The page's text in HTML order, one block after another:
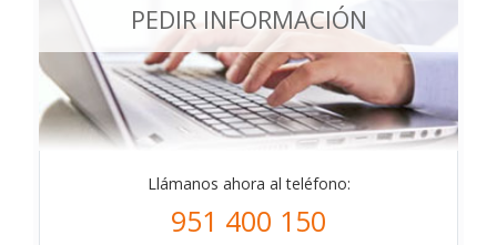
PEDIR INFORMACIÓN
Llámanos ahora al teléfono:
951 400 150